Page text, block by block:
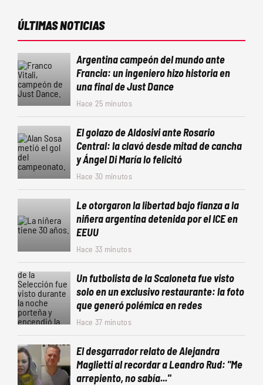
ÚLTIMAS NOTICIAS
Argentina campeón del mundo ante
Francia: un ingeniero hizo historia en
una final de Just Dance
Hace 25 minutos
El golazo de Aldosivi ante Rosario
Central: la clavó desde mitad de cancha
y Ángel Di María lo felicitó
Hace 30 minutos
Le otorgaron la libertad bajo fianza a la
niñera argentina detenida por el ICE en
EEUU
Hace 33 minutos
Un futbolista de la Scaloneta fue visto
solo en un exclusivo restaurante: la foto
que generó polémica en redes
Hace 37 minutos
El desgarrador relato de Alejandra
Maglietti al recordar a Leandro Rud: "Me
arrepiento, no sabía..."